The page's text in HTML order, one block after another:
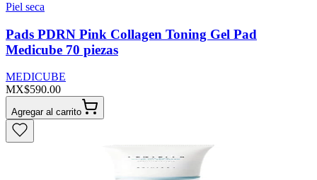
Piel seca
Pads PDRN Pink Collagen Toning Gel Pad
Medicube 70 piezas
MEDICUBE
MX$590.00
Agregar al carrito